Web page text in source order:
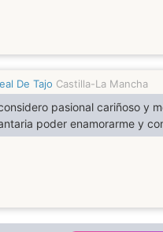
De Tajo Castilla-La Mancha
pasional cariñoso y
poder enamorarme y